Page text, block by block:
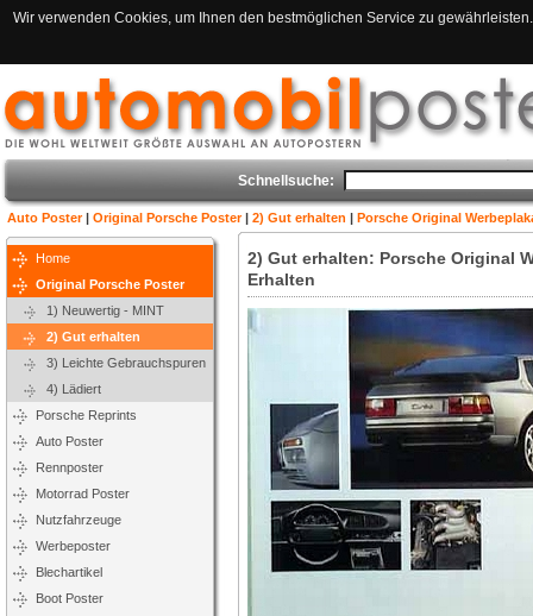
Wir verwenden Cookies, um Ihnen den bestmöglichen Service zu
Schnellsuche:
Auto Poster| Original Porsche Poster| 2) Gut erhalten | Porsche Original
Home
Original Porsche Poster
1) Neuwertig - MINT
2) Gut erhalten
3) Leichte Gebrauchspuren
4) Lädiert
Porsche Reprints
Auto Poster
Rennposter
Motorrad Poster
Nutzfahrzeuge
Werbeposter
Blechartikel
Boot Poster
2) Gut erhalten: Porsche Original
Erhalten